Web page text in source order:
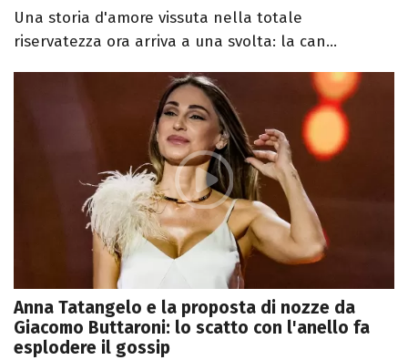
Una storia d'amore vissuta nella totale
riservatezza ora arriva a una svolta: la can...
Anna Tatangelo e la proposta di nozze da
Giacomo Buttaroni: lo scatto con l'anello fa
esplodere il gossip